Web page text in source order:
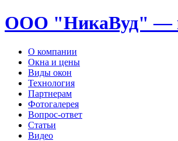
ООО "НикаВуд" —
О компании
Окна и цены
Виды окон
Технология
Партнерам
Фотогалерея
Вопрос-ответ
Статьи
Видео